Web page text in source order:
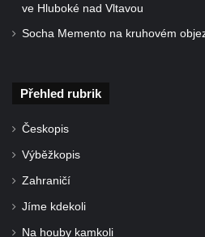
Starých Křečanech
Hrob rodiny Klingerových na
Tyršových sadech v Jablonci nad
Pamětní desky obětem 1. světové
Šluknově
ve Hluboké nad Vltavou
Socha Memento na kruhovém
Přehled rubrik
Českopis
Výběžkopis
Zahraničí
Jíme kdekoli
Na houby kamkoli